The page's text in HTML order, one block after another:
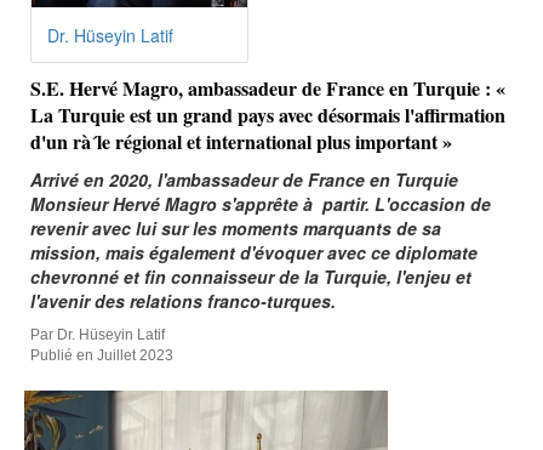
Dr. Hüseyin Latif
S.E. Hervé Magro, ambassadeur de France en Turquie : «
La Turquie est un grand pays avec désormais l'affirmation
d'un rà´le régional et international plus important »
Arrivé en 2020, l'ambassadeur de France en Turquie
Monsieur Hervé Magro s'apprête à partir. L'occasion de
revenir avec lui sur les moments marquants de sa
mission, mais également d'évoquer avec ce diplomate
chevronné et fin connaisseur de la Turquie, l'enjeu et
l'avenir des relations franco-turques.
Par Dr. Hüseyin Latif
Publié en Juillet 2023